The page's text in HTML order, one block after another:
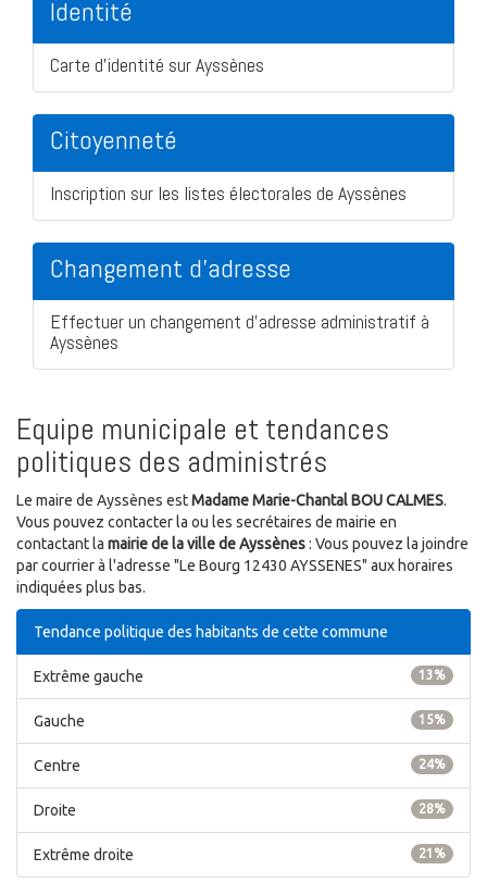
Identité
Carte d'identité sur Ayssènes
Citoyenneté
Inscription sur les listes électorales de Ayssènes
Changement d'adresse
Effectuer un changement d'adresse administratif à
Ayssènes
Equipe municipale et tendances
politiques des administrés
Le maire de Ayssènes estMadame Marie-Chantal BOU CALMES.
Vous pouvez contacter la ou les secrétaires de mairie en
contactant la mairie de la ville de Ayssènes: Vous pouvez la joindre
par courrier à l'adresse "Le Bourg 12430 AYSSENES" aux horaires
indiquées plus bas.
Tendance politique des habitants de cette commune
13%
Extrême gauche
15%
Gauche
24%
Centre
28%
Droite
21%
Extrême droite